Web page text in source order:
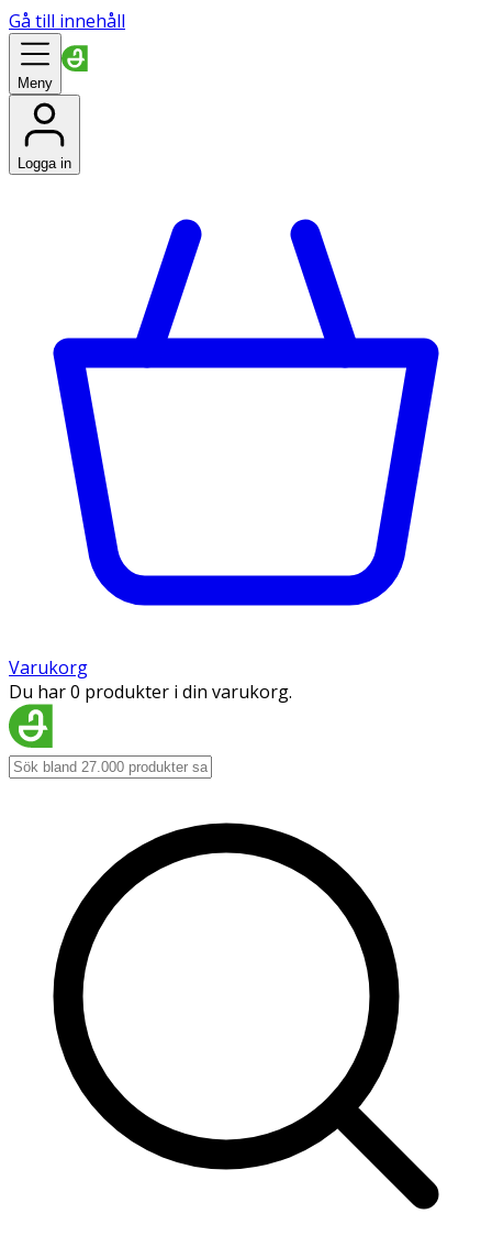
Gå till innehåll
Meny
Logga in
Varukorg
Du har 0 produkter i din varukorg.